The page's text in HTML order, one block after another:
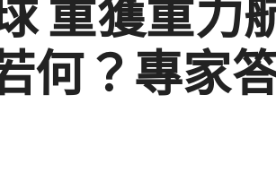
重獲重力
何？專家